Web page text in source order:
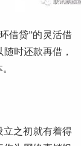
借贷”的灵活借
时还款再借，
立之初就有着得